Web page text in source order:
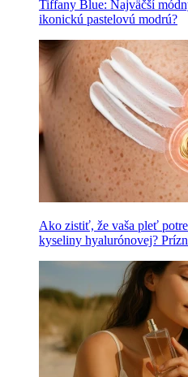
Tiffany Blue: Najväčší
ikonickú pastelovú modrú?
Ako zistiť, že vaša pleť
kyseliny hyalurónovej?